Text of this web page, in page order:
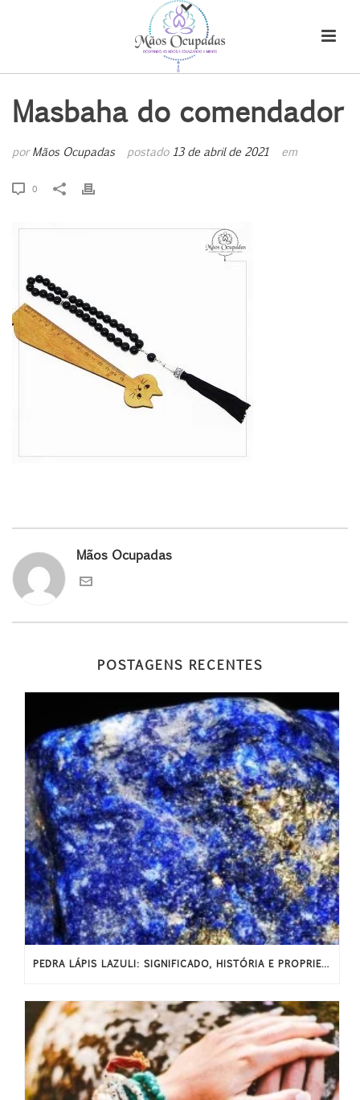
Masbaha do comendador
porMãos Ocupadas postado 13 de abril de 2021 em
0
Mãos Ocupadas
POSTAGENS RECENTES
PEDRA LÁPIS LAZULI: SIGNIFICADO, HISTÓRIA E PROPRIEDADES ENERGÉTICAS